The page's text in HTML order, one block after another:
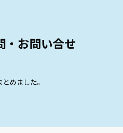
・お問い合せ
めました。